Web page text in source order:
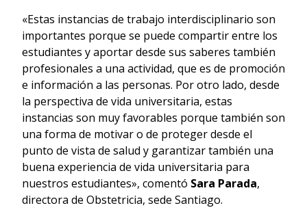
«Estas instancias de trabajo interdisciplinario son
importantes porque se puede compartir entre los
estudiantes y aportar desde sus saberes también
profesionales a una actividad, que es de promoción
e información a las personas. Por otro lado, desde
la perspectiva de vida universitaria, estas
instancias son muy favorables porque también son
una forma de motivar o de proteger desde el
punto de vista de salud y garantizar también una
buena experiencia de vida universitaria para
nuestros estudiantes», comentó Sara Parada,
directora de Obstetricia, sede Santiago.